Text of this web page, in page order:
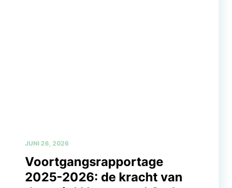
JUNI 26, 2026
Voortgangsrapportage
2025-2026: de kracht van